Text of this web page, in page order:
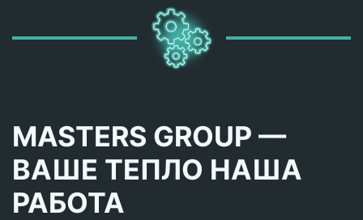
MASTERS GROUP —
ВАШЕ ТЕПЛО НАША
РАБОТА